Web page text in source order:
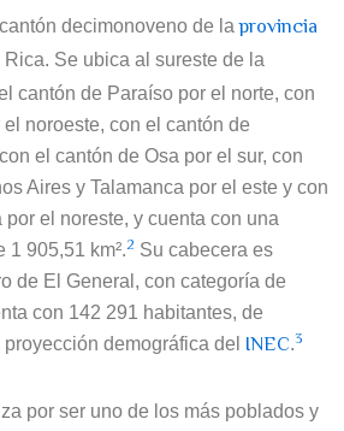
decimonoveno de laprovincia
Rica. Se ubica al sureste de la
cantón de Paraíso por el norte, con
noroeste, con el cantón de
el cantón de Osa por el sur, con
Aires y Talamanca por el este y con
el noreste, y cuenta con una
1 905,51 km².2 ​​ Su cabecera es
de El General, con categoría de
con 142 291 habitantes, de
demográfica del INEC.3
por ser uno de los más poblados y